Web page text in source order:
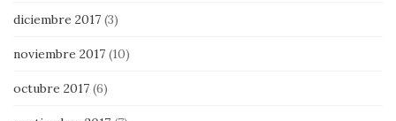
diciembre 2017 (3)
noviembre 2017 (10)
octubre 2017 (6)